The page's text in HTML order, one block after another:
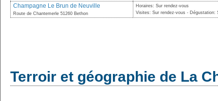
Champagne Le Brun de Neuville
Route de Chantemerle 51260 Bethon
Horaires: Sur rendez-vous
Visites: Sur rendez-vous - Dégustation:
Terroir et géographie de La